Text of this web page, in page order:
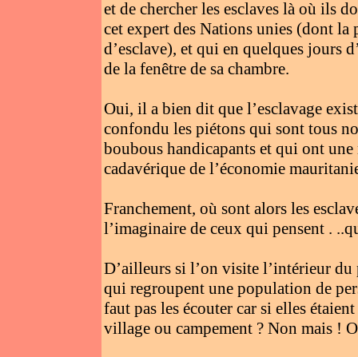
et de chercher les esclaves là où ils
cet expert des Nations unies (dont
d’esclave), et qui en quelques jours
de la fenêtre de sa chambre.
Oui, il a bien dit que l’esclavage
confondu les piétons qui sont tous
boubous handicapants et qui ont
cadavérique de l’économie
Franchement, où sont alors les
l’imaginaire de ceux qui pensent .
D’ailleurs si l’on visite l’intérieur
qui regroupent une population de
faut pas les écouter car si elles
village ou campement ? Non mais !